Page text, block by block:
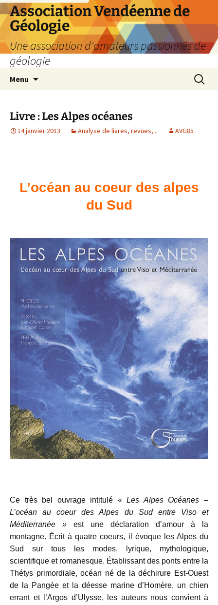
Aller
au
contenu
Association Vendéenne de
Géologie
Une association d'amateurs passionnés de
géologie
Menu
Livre : Les Alpes océanes
14 janvier 2013 Analyse de livres, revues,... AVG85
L’océan au coeur des alpes
du Sud
Ce très bel ouvrage intitulé «Les Alpes Océanes –
L’océan au coeur des Alpes du Sud entre Viso et
Méditerranée » est une déclaration d’amour à la
montagne. Écrit à quatre coeurs, il évoque les Alpes du
Sud sur tous les modes, lyrique, mythologique,
scientifique et romanesque. Établissant des ponts entre la
Thétys primordiale, océan né de la déchirure Est-Ouest
de la Pangée et la déesse marine d’Homère, un chien
errant et l’Argos d’Ulysse, les auteurs nous convient à